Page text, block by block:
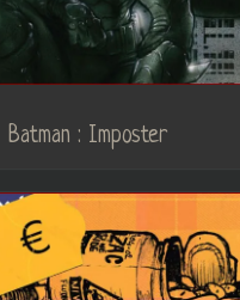
Batman : Imposter